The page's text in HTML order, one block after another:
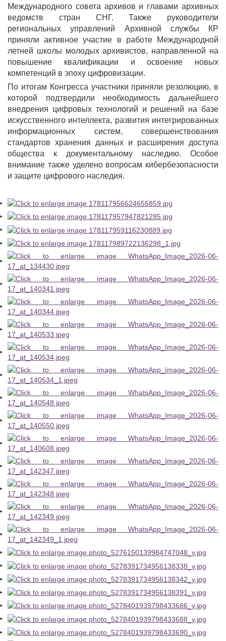
Международного совета архивов и главами архивных
ведомств стран СНГ. Также руководители
региональных управлений Архивной службы КР
приняли активное участие в работе Международной
летней школы молодых архивистов, направленной на
повышение квалификации и освоение новых
компетенций в эпоху цифровизации.
По итогам Конгресса участники приняли резолюцию, в
которой подтвердили необходимость дальнейшего
внедрения цифровых технологий и решений на базе
искусственного интеллекта, развития интегрированных
информационных систем, совершенствования
стандартов хранения данных и расширения доступа
общества к документальному наследию. Особое
внимание также уделено вопросам кибербезопасности
и защите цифрового наследия.